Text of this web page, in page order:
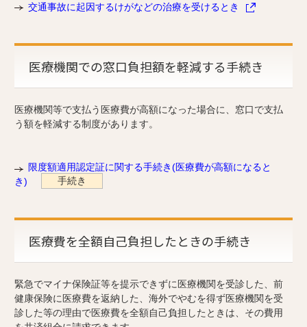
交通事故に起因するけがなどの治療を受けるとき
医療機関での窓口負担額を軽減する手続き
医療機関等で支払う医療費が高額になった場合に、窓口で支払
う額を軽減する制度があります。
限度額適用認定証に関する手続き(医療費が高額になると
き)
手続き
医療費を全額自己負担したときの手続き
緊急でマイナ保険証等を提示できずに医療機関を受診した、前
健康保険に医療費を返納した、海外でやむを得ず医療機関を受
診した等の理由で医療費を全額自己負担したときは、その費用